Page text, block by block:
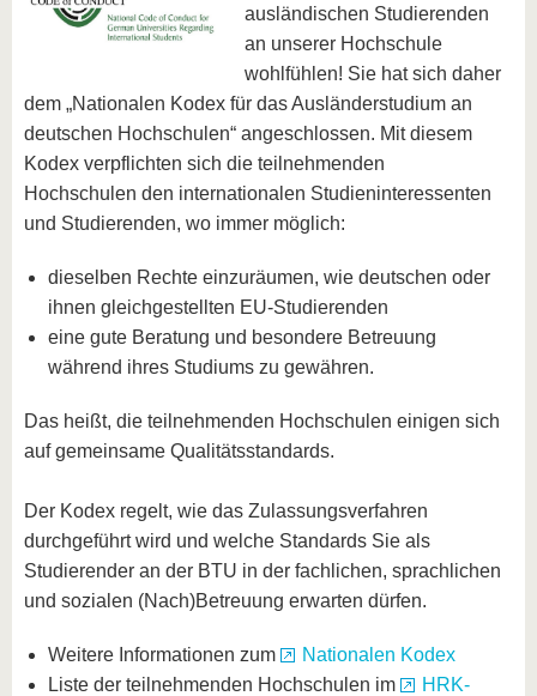
ausländischen Studierenden
an unserer Hochschule
wohlfühlen! Sie hat sich daher
dem „Nationalen Kodex für das Ausländerstudium an
deutschen Hochschulen“ angeschlossen. Mit diesem
Kodex verpflichten sich die teilnehmenden
Hochschulen den internationalen Studieninteressenten
und Studierenden, wo immer möglich:
dieselben Rechte einzuräumen, wie deutschen oder
ihnen gleichgestellten EU-Studierenden
eine gute Beratung und besondere Betreuung
während ihres Studiums zu gewähren.
Das heißt, die teilnehmenden Hochschulen einigen sich
auf gemeinsame Qualitätsstandards.
Der Kodex regelt, wie das Zulassungsverfahren
durchgeführt wird und welche Standards Sie als
Studierender an der BTU in der fachlichen, sprachlichen
und sozialen (Nach)Betreuung erwarten dürfen.
Weitere Informationen zum
Nationalen Kodex
Liste der teilnehmenden Hochschulen im
HRK-